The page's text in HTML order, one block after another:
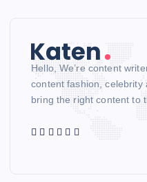
Hello, We’re content
content fashion, celebrity
bring the right content to